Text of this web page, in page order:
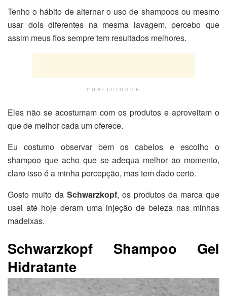
Tenho o hábito de alternar o uso de shampoos ou mesmo
usar dois diferentes na mesma lavagem, percebo que
assim meus fios sempre tem resultados melhores.
PUBLICIDADE
Eles não se acostumam com os produtos e aproveitam o
que de melhor cada um oferece.
Eu costumo observar bem os cabelos e escolho o
shampoo que acho que se adequa melhor ao momento,
claro isso é a minha percepção, mas tem dado certo.
Gosto muito da Schwarzkopf, os produtos da marca que
usei até hoje deram uma injeção de beleza nas minhas
madeixas.
Schwarzkopf Shampoo Gel
Hidratante